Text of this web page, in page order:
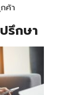
ค้า
รึกษา